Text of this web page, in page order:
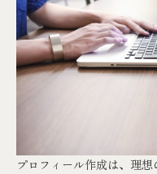
プロフィール作成は、理